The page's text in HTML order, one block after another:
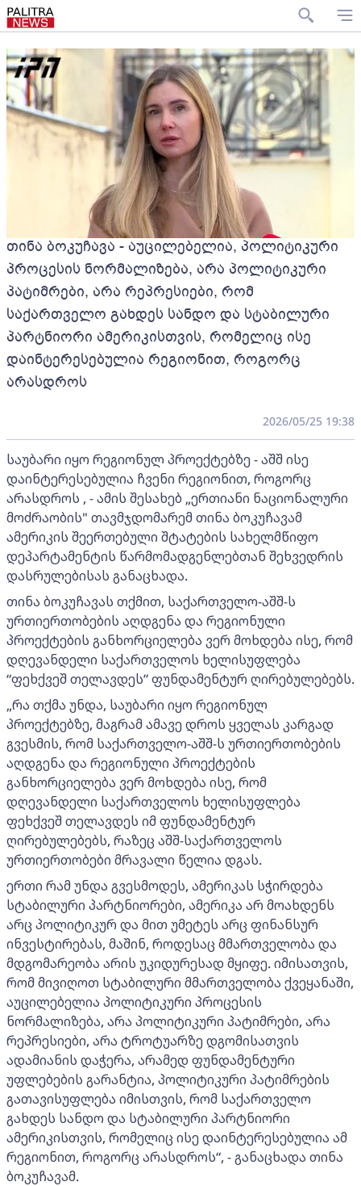
თინა ბოკუჩავა - აუცილებელია, პოლიტიკური
პროცესის ნორმალიზება, არა პოლიტიკური
პატიმრები, არა რეპრესიები, რომ
საქართველო გახდეს სანდო და სტაბილური
პარტნიორი ამერიკისთვის, რომელიც ისე
დაინტერესებულია რეგიონით, როგორც
არასდროს
2026/05/25 19:38
საუბარი იყო რეგიონულ პროექტებზე - აშშ ისე
დაინტერესებულია ჩვენი რეგიონით, როგორც
არასდროს , - ამის შესახებ „ერთიანი ნაციონალური
მოძრაობის" თავმჯდომარემ თინა ბოკუჩავამ
ამერიკის შეერთებული შტატების სახელმწიფო
დეპარტამენტის წარმომადგენლებთან შეხვედრის
დასრულებისას განაცხადა.
თინა ბოკუჩავას თქმით, საქართველო-აშშ-ს
ურთიერთობების აღდგენა და რეგიონული
პროექტების განხორციელება ვერ მოხდება ისე, რომ
დღევანდელი საქართველოს ხელისუფლება
“ფეხქვეშ თელავდეს” ფუნდამენტურ ღირებულებებს.
„რა თქმა უნდა, საუბარი იყო რეგიონულ
პროექტებზე, მაგრამ ამავე დროს ყველას კარგად
გვესმის, რომ საქართველო-აშშ-ს ურთიერთობების
აღდგენა და რეგიონული პროექტების
განხორციელება ვერ მოხდება ისე, რომ
დღევანდელი საქართველოს ხელისუფლება
ფეხქვეშ თელავდეს იმ ფუნდამენტურ
ღირებულებებს, რაზეც აშშ-საქართველოს
ურთიერთობები მრავალი წელია დგას.
ერთი რამ უნდა გვესმოდეს, ამერიკას სჭირდება
სტაბილური პარტნიორები, ამერიკა არ მოახდენს
არც პოლიტიკურ და მით უმეტეს არც ფინანსურ
ინვესტირებას, მაშინ, როდესაც მმართველობა და
მდგომარეობა არის უკიდურესად მყიფე. იმისათვის,
რომ მივიღოთ სტაბილური მმართველობა ქვეყანაში,
აუცილებელია პოლიტიკური პროცესის
ნორმალიზება, არა პოლიტიკური პატიმრები, არა
რეპრესიები, არა ტროტუარზე დგომისათვის
ადამიანის დაჭერა, არამედ ფუნდამენტური
უფლებების გარანტია, პოლიტიკური პატიმრების
გათავისუფლება იმისთვის, რომ საქართველო
გახდეს სანდო და სტაბილური პარტნიორი
ამერიკისთვის, რომელიც ისე დაინტერესებულია ამ
რეგიონით, როგორც არასდროს“, - განაცხადა თინა
ბოკუჩავამ.